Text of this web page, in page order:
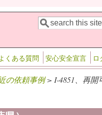
検索フォーム
検索
くある質問 安心安全宣言 ロ
の依頼事例> I-4851、再開